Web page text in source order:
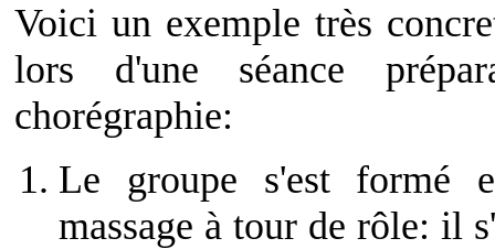
Voici un exemple très
lors d'une séance
chorégraphie:
Le groupe s'est formé
massage à tour de rôle: il